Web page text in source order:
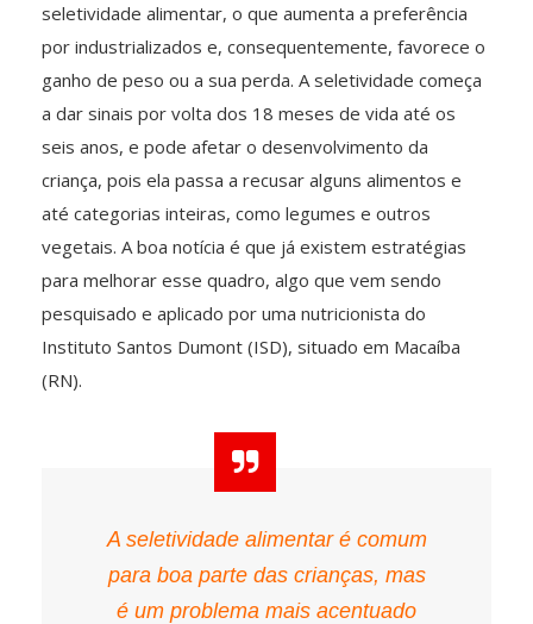
seletividade alimentar, o que aumenta a preferência
por industrializados e, consequentemente, favorece o
ganho de peso ou a sua perda. A seletividade começa
a dar sinais por volta dos 18 meses de vida até os
seis anos, e pode afetar o desenvolvimento da
criança, pois ela passa a recusar alguns alimentos e
até categorias inteiras, como legumes e outros
vegetais. A boa notícia é que já existem estratégias
para melhorar esse quadro, algo que vem sendo
pesquisado e aplicado por uma nutricionista do
Instituto Santos Dumont (ISD), situado em Macaíba
(RN).
A seletividade alimentar é comum
para boa parte das crianças, mas
é um problema mais acentuado